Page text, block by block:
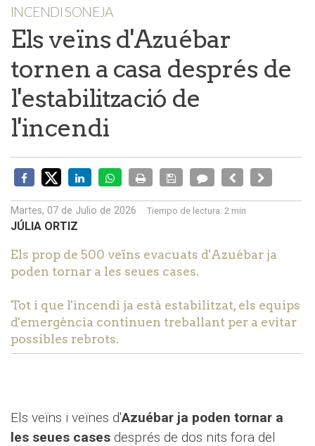
INCENDI SONEJA
Els veïns d'Azuébar
tornen a casa després de
l'estabilització de
l'incendi
Martes, 07 de Julio de 2026 Tiempo de lectura: 2 min
JÚLIA ORTIZ
Els prop de 500 veïns evacuats d'Azuébar ja
poden tornar a les seues cases.
Tot i que l'incendi ja està estabilitzat, els equips
d'emergència continuen treballant per a evitar
possibles rebrots.
Els veïns i veïnes d'Azuébar ja poden tornar a
les seues cases després de dos nits fora del